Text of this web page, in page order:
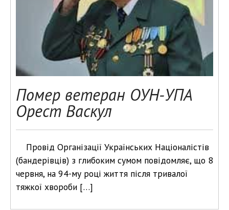
Помер ветеран ОУН-УПА
Орест Васкул
Провід Організації Українських Націоналістів
(бандерівців) з глибоким сумом повідомляє, що 8
червня, на 94-му році життя після тривалої
тяжкої хвороби […]